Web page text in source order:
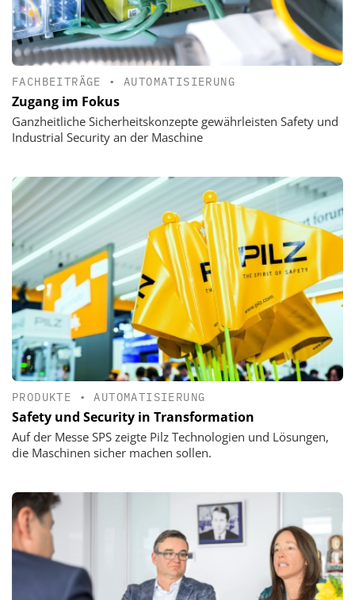
FACHBEITRÄGE •AUTOMATISIERUNG
Zugang im Fokus
Ganzheitliche Sicherheitskonzepte gewährleisten Safety und
Industrial Security an der Maschine
PRODUKTE •AUTOMATISIERUNG
Safety und Security in Transformation
Auf der Messe SPS zeigte Pilz Technologien und Lösungen,
die Maschinen sicher machen sollen.